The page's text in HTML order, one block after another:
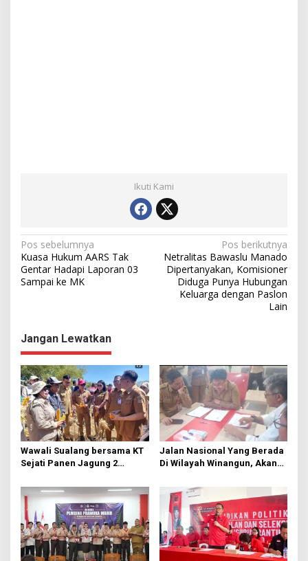
Ikuti Kami
N
a
v
a
s
i
p
o
s
Pos sebelumnya
Kuasa Hukum AARS Tak
Gentar Hadapi Laporan 03
Sampai ke MK
Pos berikutnya
Netralitas Bawaslu Manado
Dipertanyakan, Komisioner
Diduga Punya Hubungan
Keluarga dengan Paslon
Lain
Jangan Lewatkan
Wawali Sualang bersama KT
Sejati Panen Jagung 2
Jalan Nasional Yang Berada
Di Wilayah Winangun, Akan